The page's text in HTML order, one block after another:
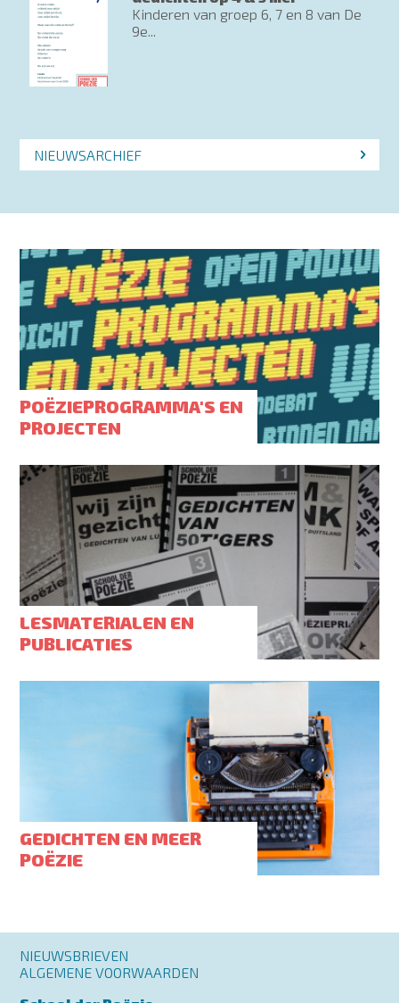
Kinderen van groep 6, 7 en 8 van De
9e...
NIEUWSARCHIEF
POËZIEPROGRAMMA'S EN
PROJECTEN
LESMATERIALEN EN
PUBLICATIES
GEDICHTEN EN MEER
POËZIE
Footer
menu
NIEUWSBRIEVEN
ALGEMENE VOORWAARDEN